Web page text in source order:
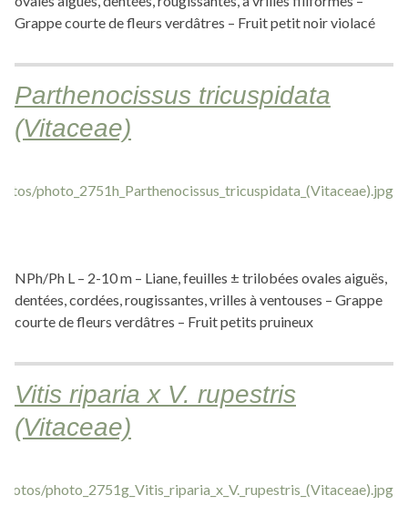
Grappe courte de fleurs verdâtres – Fruit petit noir violacé
Parthenocissus tricuspidata
(Vitaceae)
NPh/Ph L – 2-10 m – Liane, feuilles ± trilobées ovales aiguës,
dentées, cordées, rougissantes, vrilles à ventouses – Grappe
courte de fleurs verdâtres – Fruit petits pruineux
Vitis riparia x V. rupestris
(Vitaceae)